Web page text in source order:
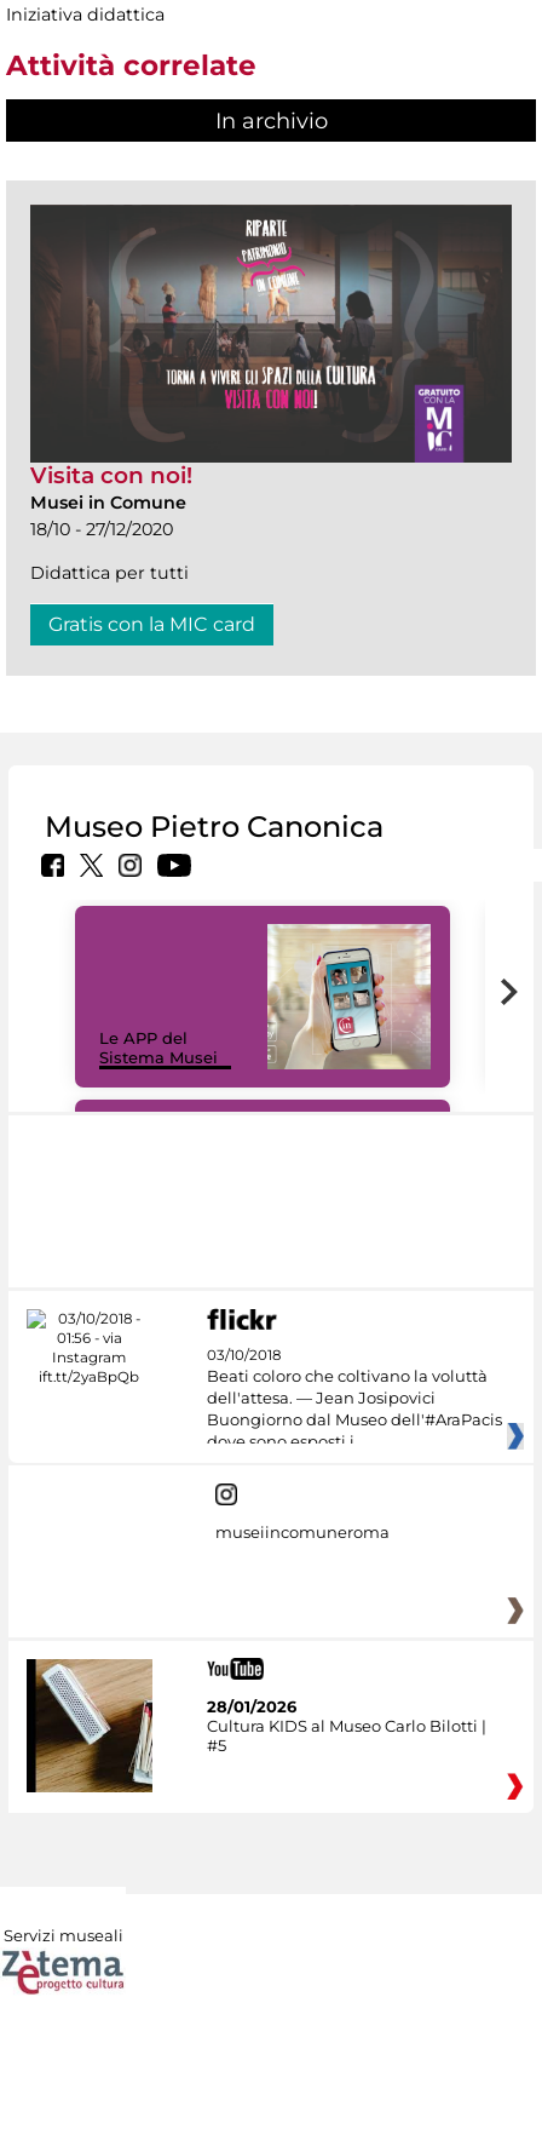
Iniziativa didattica
Attività correlate
In archivio
Visita con noi!
Musei in Comune
18/10 - 27/12/2020
Didattica per tutti
Gratis con la MIC card
Museo Pietro Canonica
Le APP del
Sistema Musei
03/10/2018
Beati coloro che coltivano la voluttà
dell'attesa. — Jean Josipovici
Buongiorno dal Museo dell'#AraPacis
dove sono esposti i
museiincomuneroma
28/01/2026
Cultura KIDS al Museo Carlo Bilotti |
#5
Servizi museali